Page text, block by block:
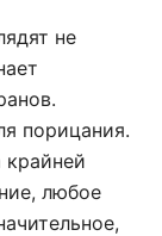
не
порицания.
любое